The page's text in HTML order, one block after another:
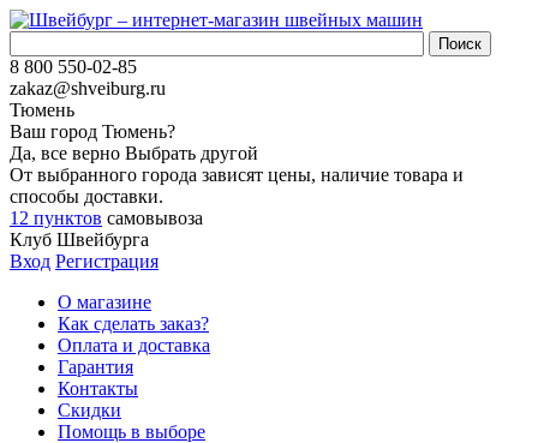
8 800 550-02-85
zakaz@shveiburg.ru
Тюмень
Ваш город Тюмень?
Да, все верно Выбрать другой
От выбранного города зависят цены, наличие товара и
способы доставки.
12 пунктов самовывоза
Клуб Швейбурга
Вход Регистрация
О магазине
Как сделать заказ?
Оплата и доставка
Гарантия
Контакты
Скидки
Помощь в выборе